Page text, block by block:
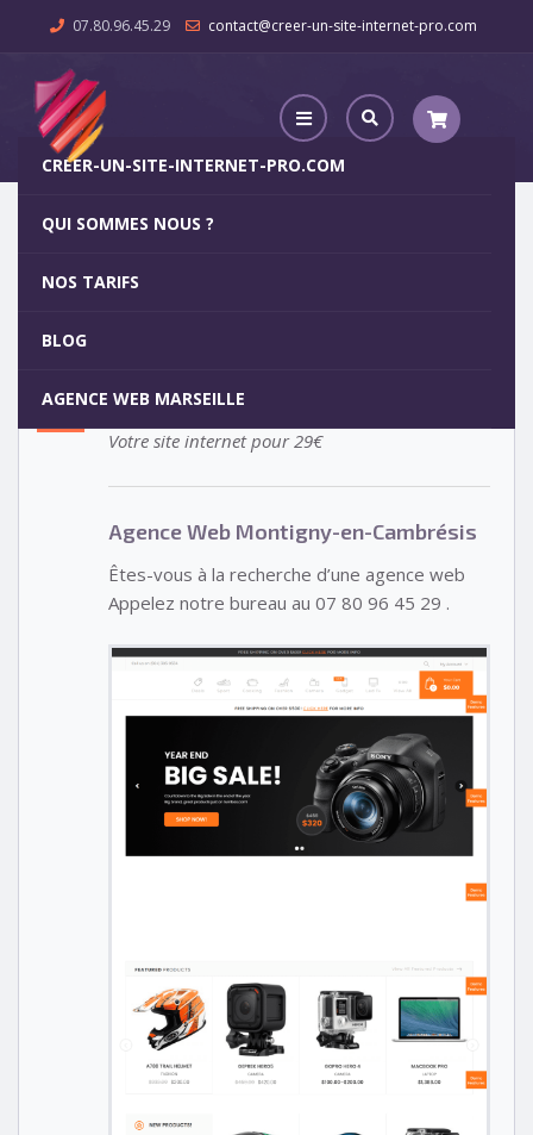
07.80.96.45.29 contact@creer-un-site-internet-pro.com
CREER-UN-SITE-INTERNET-PRO.COM
QUI SOMMES NOUS ?
NOS TARIFS
BLOG
AGENCE WEB MARSEILLE
Agence Web Montigny-en-Cambrésis
5
Votre site internet pour 29€
Agence Web Montigny-en-Cambrésis
Êtes-vous à la recherche d’une agence web
Appelez notre bureau au 07 80 96 45 29 .